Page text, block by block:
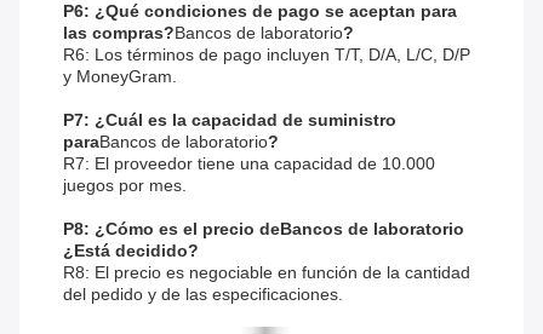
P6: ¿Qué condiciones de pago se aceptan para
las compras?Bancos de laboratorio?
R6: Los términos de pago incluyen T/T, D/A, L/C, D/P
y MoneyGram.
P7: ¿Cuál es la capacidad de suministro
paraBancos de laboratorio?
R7: El proveedor tiene una capacidad de 10.000
juegos por mes.
P8: ¿Cómo es el precio deBancos de laboratorio
¿Está decidido?
R8: El precio es negociable en función de la cantidad
del pedido y de las especificaciones.